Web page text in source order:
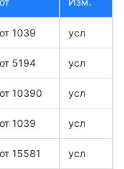
от 1039 усл
от 5194 усл
от 10390 усл
от 1039 усл
от 15581 усл